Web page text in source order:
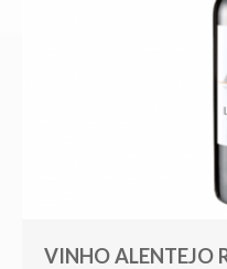
VINHO ALENTEJO